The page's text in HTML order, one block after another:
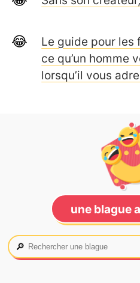
Le guide pour les
ce qu’un homme
lorsqu’il vous
une blague
🔎